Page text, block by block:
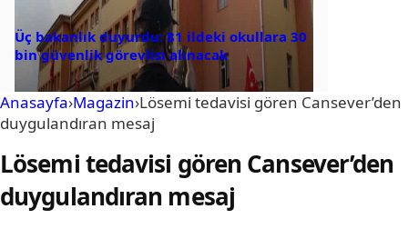
Üç bakanlık duyurdu: 81 ildeki okullara 30
bin güvenlik görevlisi alınacak
Anasayfa›Magazin›Lösemi tedavisi gören Cansever’den
duygulandıran mesaj
Lösemi tedavisi gören Cansever’den
duygulandıran mesaj